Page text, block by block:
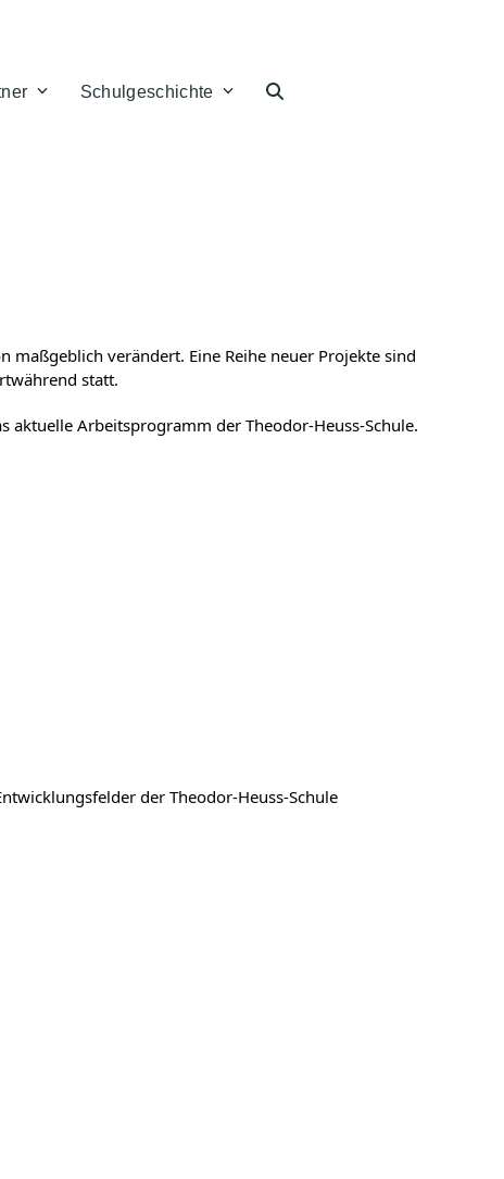
Schulgeschichte
maßgeblich verändert. Eine Reihe neuer Projekte sind
statt.
aktuelle Arbeitsprogramm der Theodor-Heuss-Schule.
der Theodor-Heuss-Schule